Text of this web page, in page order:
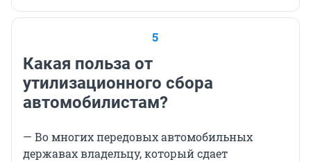
5
Какая польза от
утилизационного сбора
автомобилистам?
— Во многих передовых автомобильных
державах владельцу, который сдает